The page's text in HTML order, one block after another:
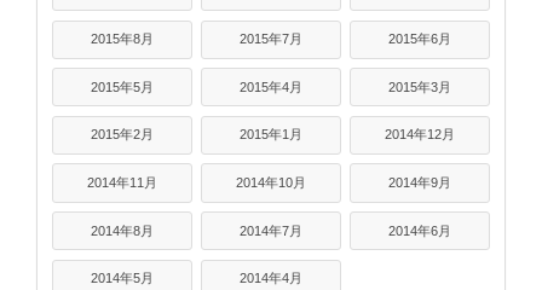
2015年8月 2015年7月 2015年6月
2015年5月 2015年4月 2015年3月
2015年2月 2015年1月 2014年12月
2014年11月 2014年10月 2014年9月
2014年8月 2014年7月 2014年6月
2014年5月 2014年4月